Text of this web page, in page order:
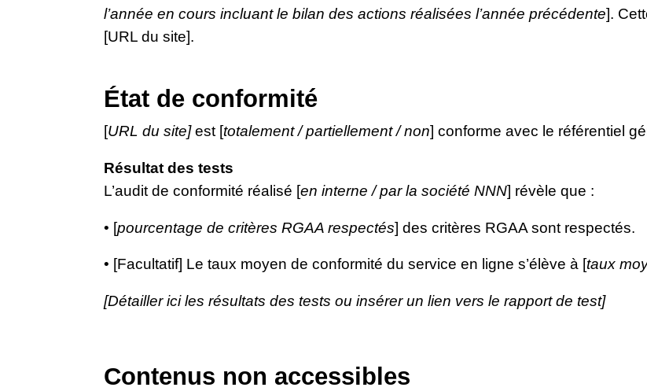
l’année en cours incluant le bilan des actions réalisées l’année précédente].
[URL du site].
État de conformité
[URL du site]est [totalement / partiellement / non] conforme avec le référentiel
Résultat des tests
L’audit de conformité réalisé [en interne / par la société NNN] révèle que :
• [pourcentage de critères RGAA respectés] des critères RGAA sont respectés.
• [Facultatif] Le taux moyen de conformité du service en ligne s’élève à [taux
[Détailler ici les résultats des tests ou insérer un lien vers le rapport de test]
Contenus non accessibles